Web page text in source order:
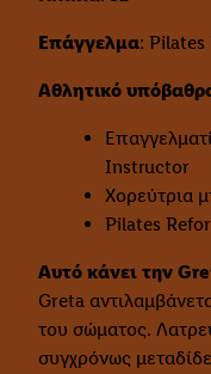
Επάγγελμα:
Αθλητικό
Instructor
Χορεύτρια
Pilates
Αυτό κάνει την
Greta
του σώματος.
συγχρόνως